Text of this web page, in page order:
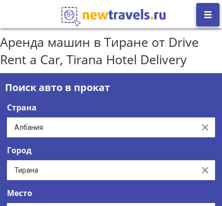
Аренда машин в Тиране от Drive
Rent a Car, Tirana Hotel Delivery
Поиск авто в прокат
Страна
Clear
Город
Clear
Место